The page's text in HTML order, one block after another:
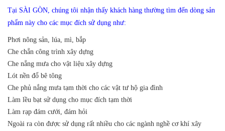
Tại SÀI GÒN, chúng tôi nhận thấy khách hàng thường tìm đến dòng sản
phẩm này cho các mục đích sử dụng như:
Phơi nông sản, lúa, mì, bắp
Che chắn công trình xây dựng
Che nắng mưa cho vật liệu xây dựng
Lót nền đổ bê tông
Che phủ nắng mưa tạm thời cho các vật tư hộ gia đình
Làm lều bạt sử dụng cho mục đích tạm thời
Làm rạp đám cưới, đám hỏi
Ngoài ra còn được sử dụng rất nhiều cho các ngành nghề cơ khí xây